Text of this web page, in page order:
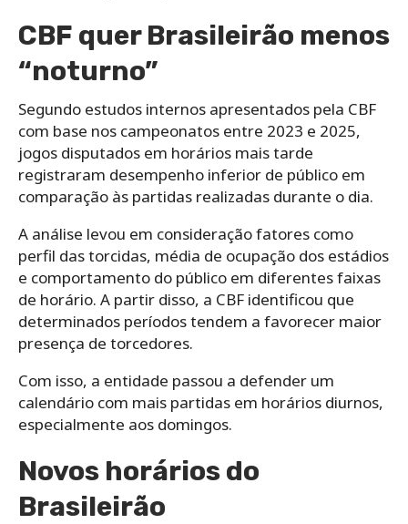
CBF quer Brasileirão menos
“noturno”
Segundo estudos internos apresentados pela CBF
com base nos campeonatos entre 2023 e 2025,
jogos disputados em horários mais tarde
registraram desempenho inferior de público em
comparação às partidas realizadas durante o dia.
A análise levou em consideração fatores como
perfil das torcidas, média de ocupação dos estádios
e comportamento do público em diferentes faixas
de horário. A partir disso, a CBF identificou que
determinados períodos tendem a favorecer maior
presença de torcedores.
Com isso, a entidade passou a defender um
calendário com mais partidas em horários diurnos,
especialmente aos domingos.
Novos horários do
Brasileirão